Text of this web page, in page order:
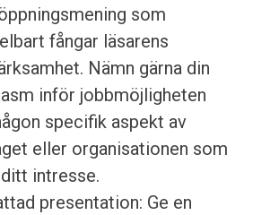
som
fångar läsarens
Nämn gärna din
inför jobbmöjligheten
specifik aspekt av
eller organisationen som
intresse.
presentation: Ge en